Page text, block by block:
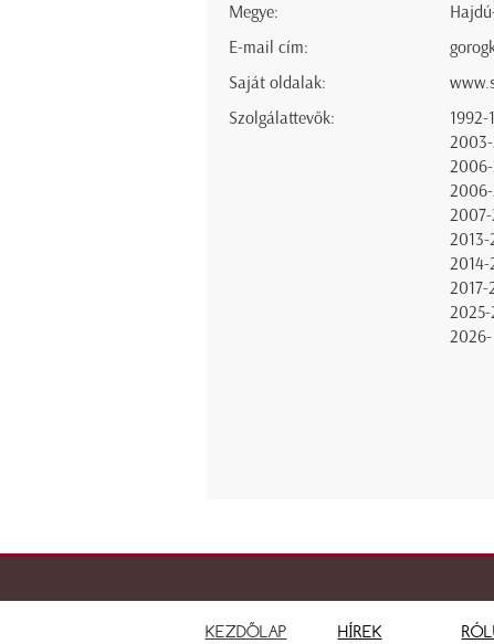
Megye:
E-mail cím:
Saját oldalak:
Szolgálattevők:
1992-
2007-
2013-
2014-
2017-
2026-
KEZDŐLAP HÍREK